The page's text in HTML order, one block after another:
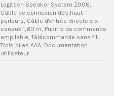
Logitech Speaker System Z906,
Câble de connexion des haut-
parleurs, Câble d'entrée directe six
canaux 1,80 m, Pupitre de commande
empilable, Télécommande sans fil,
Trois piles AAA, Documentation
utilisateur